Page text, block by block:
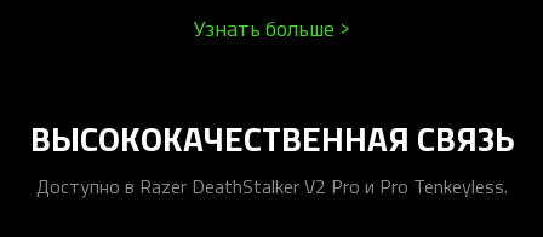
Узнать больше >
ВЫСОКОКАЧЕСТВЕННАЯ СВЯЗЬ
Доступно в Razer DeathStalker V2 Pro и Pro Tenkeyless.